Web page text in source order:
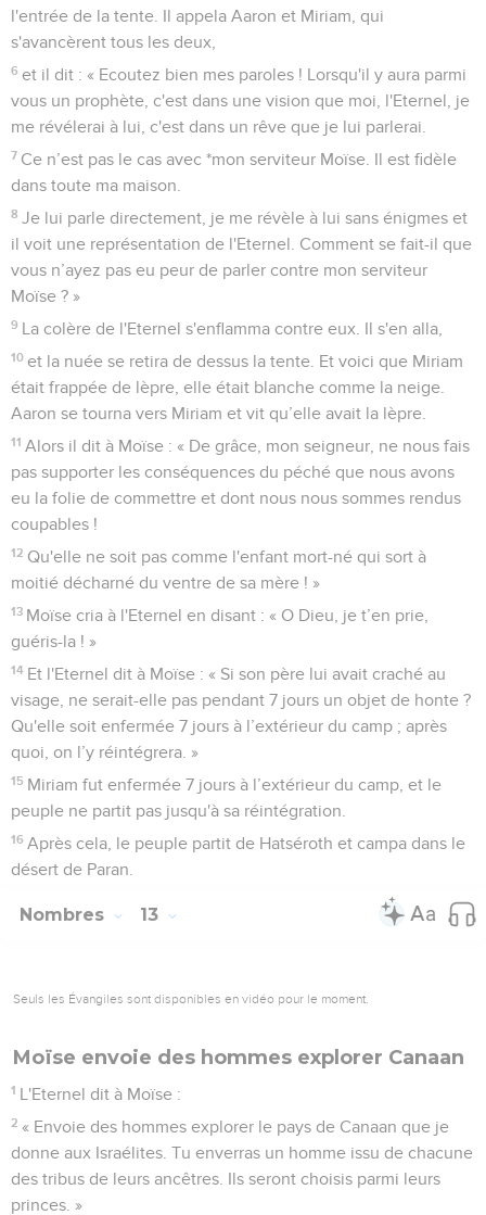
l'entrée de la tente. Il appela Aaron et Miriam, qui
s'avancèrent tous les deux,
6 et il dit : « Ecoutez bien mes paroles ! Lorsqu'il y aura parmi
vous un prophète, c'est dans une vision que moi, l'Eternel, je
me révélerai à lui, c'est dans un rêve que je lui parlerai.
7 Ce n’est pas le cas avec *mon serviteur Moïse. Il est fidèle
dans toute ma maison.
8 Je lui parle directement, je me révèle à lui sans énigmes et
il voit une représentation de l'Eternel. Comment se fait-il que
vous n’ayez pas eu peur de parler contre mon serviteur
Moïse ? »
9 La colère de l'Eternel s'enflamma contre eux. Il s'en alla,
10 et la nuée se retira de dessus la tente. Et voici que Miriam
était frappée de lèpre, elle était blanche comme la neige.
Aaron se tourna vers Miriam et vit qu’elle avait la lèpre.
11 Alors il dit à Moïse : « De grâce, mon seigneur, ne nous fais
pas supporter les conséquences du péché que nous avons
eu la folie de commettre et dont nous nous sommes rendus
coupables !
12 Qu'elle ne soit pas comme l'enfant mort-né qui sort à
moitié décharné du ventre de sa mère ! »
13 Moïse cria à l'Eternel en disant : « O Dieu, je t’en prie,
guéris-la ! »
14 Et l'Eternel dit à Moïse : « Si son père lui avait craché au
visage, ne serait-elle pas pendant 7 jours un objet de honte ?
Qu'elle soit enfermée 7 jours à l’extérieur du camp ; après
quoi, on l’y réintégrera. »
15 Miriam fut enfermée 7 jours à l’extérieur du camp, et le
peuple ne partit pas jusqu'à sa réintégration.
16 Après cela, le peuple partit de Hatséroth et campa dans le
désert de Paran.
Nombres 13
Seuls les Évangiles sont disponibles en vidéo pour le moment.
Moïse envoie des hommes explorer Canaan
1 L'Eternel dit à Moïse :
2 « Envoie des hommes explorer le pays de Canaan que je
donne aux Israélites. Tu enverras un homme issu de chacune
des tribus de leurs ancêtres. Ils seront choisis parmi leurs
princes. »